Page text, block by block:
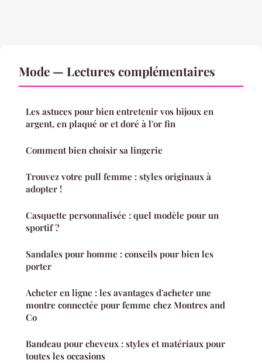
Mode — Lectures complémentaires
Les astuces pour bien entretenir vos bijoux en
argent, en plaqué or et doré à l'or fin
Comment bien choisir sa lingerie
Trouvez votre pull femme : styles originaux à
adopter !
Casquette personnalisée : quel modèle pour un
sportif ?
Sandales pour homme : conseils pour bien les
porter
Acheter en ligne : les avantages d'acheter une
montre connectée pour femme chez Montres and
Co
Bandeau pour cheveux : styles et matériaux pour
toutes les occasions